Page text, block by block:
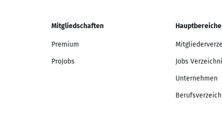
Mitgliedschaften
Premium
ProJobs
Hauptbereiche
Jobs
Unternehmen